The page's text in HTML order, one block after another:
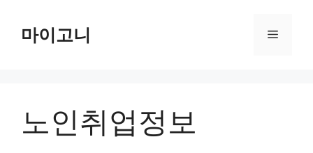
마이고니 메
노인취업정보